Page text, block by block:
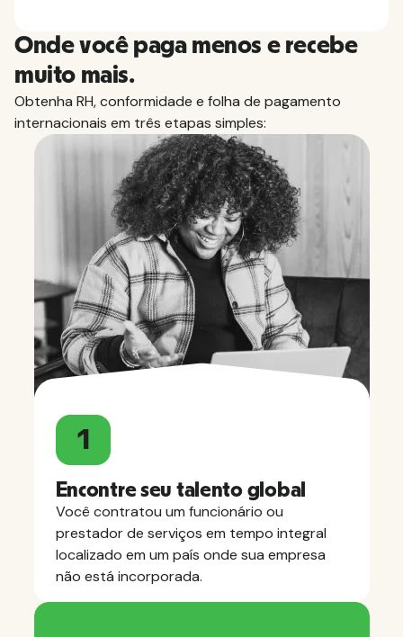
Onde você paga menos e recebe
muito mais.
Obtenha RH, conformidade e folha de pagamento
internacionais em três etapas simples:
1
Encontre seu talento global
Você contratou um funcionário ou
prestador de serviços em tempo integral
localizado em um país onde sua empresa
não está incorporada.